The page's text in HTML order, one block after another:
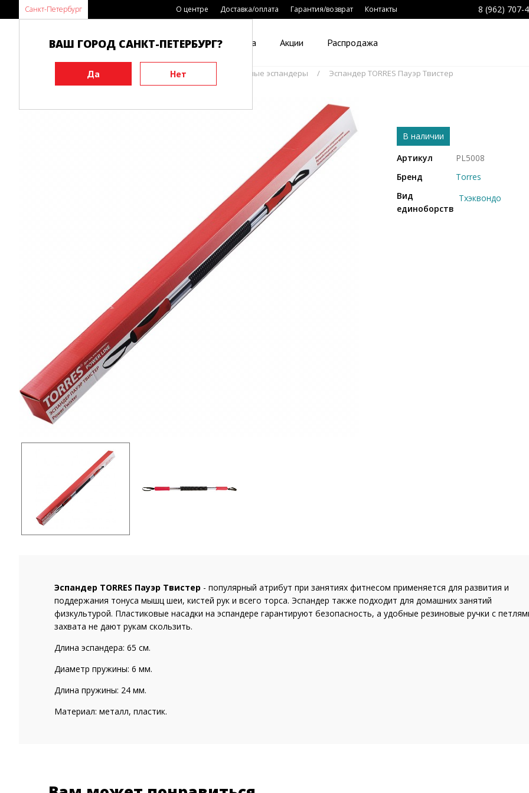
Санкт-Петербург О центре Доставка/оплата Гарантия/возврат Контакты 8 (962) 707-
Каталог Виды спорта Акции Распродажа
ВАШ ГОРОД САНКТ-ПЕТЕРБУРГ?
Инвентарь Эспандеры Функциональные эспандеры Эспандер TORRES Пауэр Твистер
В наличии
Артикул
PL5008
Бренд
Torres
Вид
единоборств
Тхэквондо
Эспандер TORRES Пауэр Твистер - популярный атрибут при занятиях фитнесом применяется для развития и
поддержания тонуса мышц шеи, кистей рук и всего торса. Эспандер также подходит для домашних занятий
физкультурой. Пластиковые насадки на эспандере гарантируют безопасность, а удобные резиновые ручки с
захвата не дают рукам скользить.
Длина эспандера: 65 см.
Диаметр пружины: 6 мм.
Длина пружины: 24 мм.
Материал: металл, пластик.